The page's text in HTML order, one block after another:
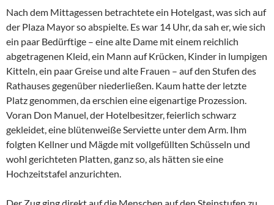
Nach dem Mittagessen betrachtete ein Hotelgast, was sich auf
der Plaza Mayor so abspielte. Es war 14 Uhr, da sah er, wie sich
ein paar Bedürftige – eine alte Dame mit einem reichlich
abgetragenen Kleid, ein Mann auf Krücken, Kinder in lumpigen
Kitteln, ein paar Greise und alte Frauen – auf den Stufen des
Rathauses gegenüber niederließen. Kaum hatte der letzte
Platz genommen, da erschien eine eigenartige Prozession.
Voran Don Manuel, der Hotelbesitzer, feierlich schwarz
gekleidet, eine blütenweiße Serviette unter dem Arm. Ihm
folgten Kellner und Mägde mit vollgefüllten Schüsseln und
wohl gerichteten Platten, ganz so, als hätten sie eine
Hochzeitstafel anzurichten.